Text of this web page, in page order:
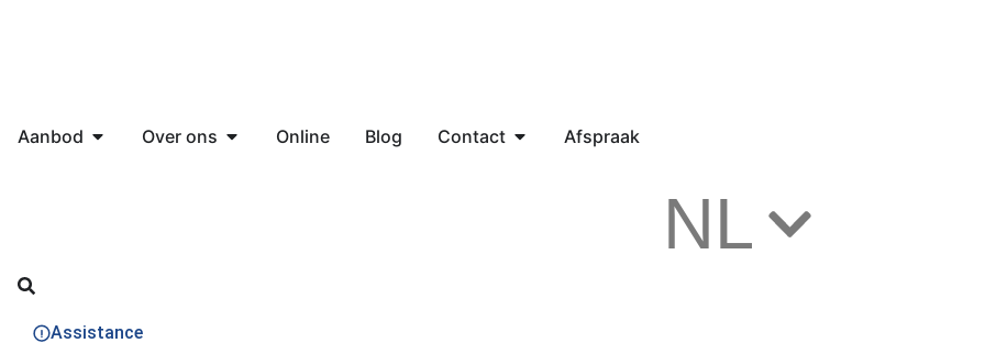
Aanbod Over ons Online Blog Contact Afspraak
NL
Assistance